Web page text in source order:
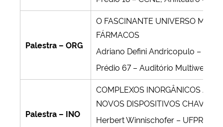
Palestra – ORG
O FASCINANTE UNIVERSO
FÁRMACOS
Adriano Defini Andricopulo – USP
Prédio 67 – Auditório Multiweb
Palestra – INO
COMPLEXOS INORGÂNICOS
NOVOS DISPOSITIVOS
Herbert Winnischofer – UFPR